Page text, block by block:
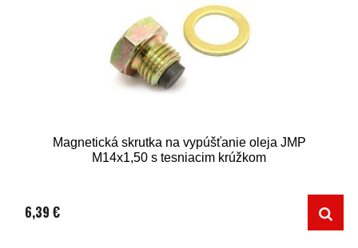
Magnetická skrutka na vypúšťanie oleja JMP
M14x1,50 s tesniacim krúžkom
6,39 €